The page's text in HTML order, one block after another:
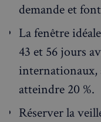
demande et
La fenêtre
43 et 56 jours
internationaux,
atteindre 20 %.
Réserver la